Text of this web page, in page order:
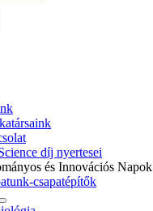
díj nyertesei
és Innovációs Napok
csapatépítők